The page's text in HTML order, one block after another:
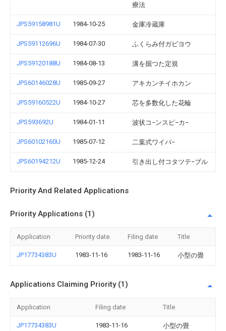
療法
JPS59158981U 1984-10-25 金庫冷蔵庫
JPS59112696U 1984-07-30 ふくらみ付ガビヨウ
JPS59120188U 1984-08-13 溝を掘つた定規
JPS60146028U 1985-09-27 アキカンチイホカン
JPS59160522U 1984-10-27 芯を多数化した花輪
JPS593692U 1984-01-11 波状コ−ンスピ−カ−
JPS60102160U 1985-07-12 二葉式ワイパ−
JPS60194212U 1985-12-24 引き出し付コタツテ−ブル
Priority And Related Applications
Priority Applications (1)
Application Priority date Filing date Title
JP17734383U 1983-11-16 1983-11-16 小型の畳
Applications Claiming Priority (1)
Application Filing date Title
JP17734383U 1983-11-16 小型の畳